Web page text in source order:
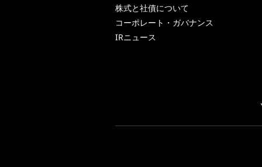
株式と社債について
コーポレート・ガバナンス
IRニュース